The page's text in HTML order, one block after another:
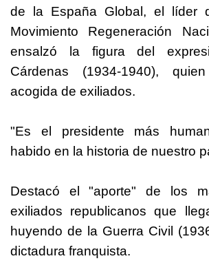
de la España Global, el líder
Movimiento Regeneración
ensalzó la figura del
Cárdenas (1934-1940),
acogida de exiliados.
"Es el presidente más
habido en la historia de nuestro
Destacó el "aporte" de los
exiliados republicanos que
huyendo de la Guerra Civil
dictadura franquista.